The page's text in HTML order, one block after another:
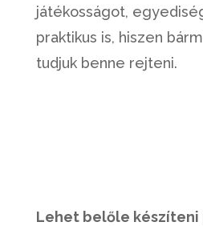
játékosságot,
praktikus is, hiszen
tudjuk benne rejteni.
Lehet belőle